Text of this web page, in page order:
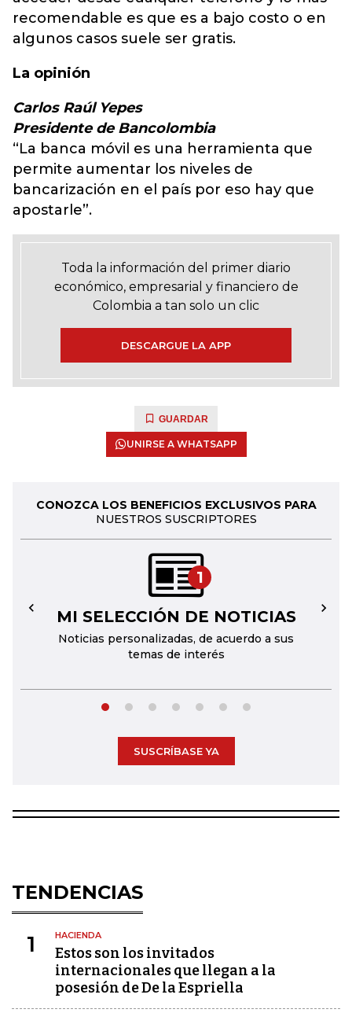
recomendable es que es a bajo costo o en
algunos casos suele ser gratis.
La opinión
Carlos Raúl Yepes
Presidente de Bancolombia
“La banca móvil es una herramienta que
permite aumentar los niveles de
bancarización en el país por eso hay que
apostarle”.
Toda la información del primer diario
económico, empresarial y financiero de
Colombia a tan solo un clic
DESCARGUE LA APP
GUARDAR
UNIRSE A WHATSAPP
CONOZCA LOS BENEFICIOS EXCLUSIVOS PARA
NUESTROS SUSCRIPTORES
1
MI SELECCIÓN DE NOTICIAS
Noticias personalizadas, de acuerdo a sus
temas de interés
← →
SUSCRÍBASE YA
TENDENCIAS
1 HACIENDA
Estos son los invitados
internacionales que llegan a la
posesión de De la Espriella